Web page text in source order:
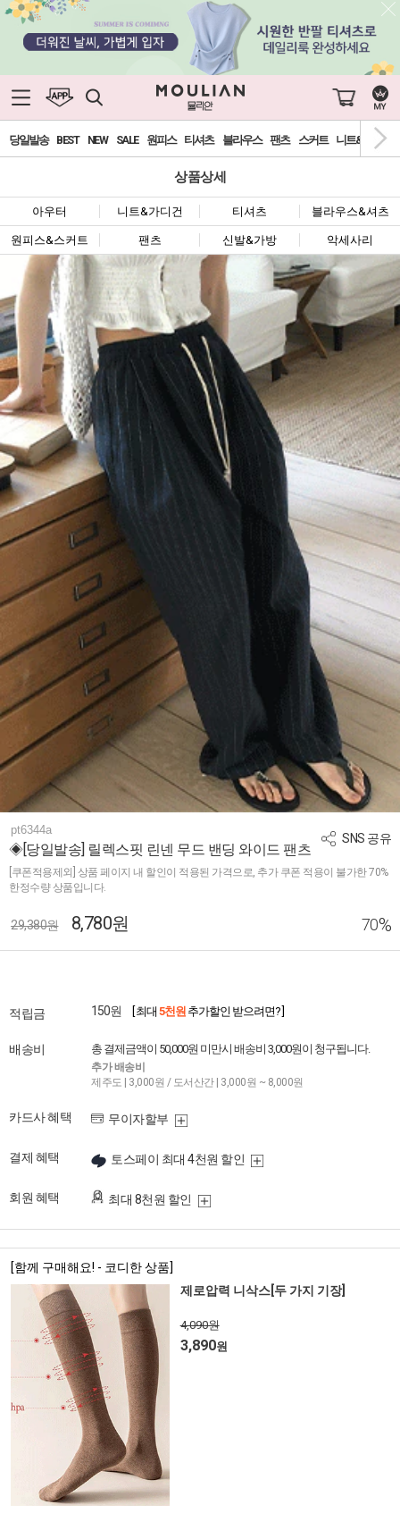
당일발송 BEST NEW SALE 원피스 티셔츠 블라우스 팬츠 스커트 니트&가디건
상품상세
아우터 니트&가디건 티셔츠 블라우스&셔츠
원피스&스커트 팬츠 신발&가방 악세사리
SNS 공유
pt6344a
◈[당일발송] 릴렉스핏 린넨 무드 밴딩 와이드 팬츠
[쿠폰적용제외] 상품 페이지 내 할인이 적용된 가격으로, 추가 쿠폰 적용이 불가한 70%
한정수량 상품입니다.
29,380원 8,780원 70%
적립금 150원 [ 최대 5천원 추가할인 받으려면? ]
배송비 총 결제금액이 50,000원 미만시 배송비 3,000원이 청구됩니다.
추가 배송비
제주도 | 3,000원 / 도서산간 | 3,000원 ~ 8,000원
카드사 혜택 무이자할부
결제 혜택 토스페이 최대 4천원 할인
회원 혜택 최대 8천원 할인
[함께 구매해요! - 코디한 상품]
제로압력 니삭스[두 가지 기장]
4,090원
3,890원